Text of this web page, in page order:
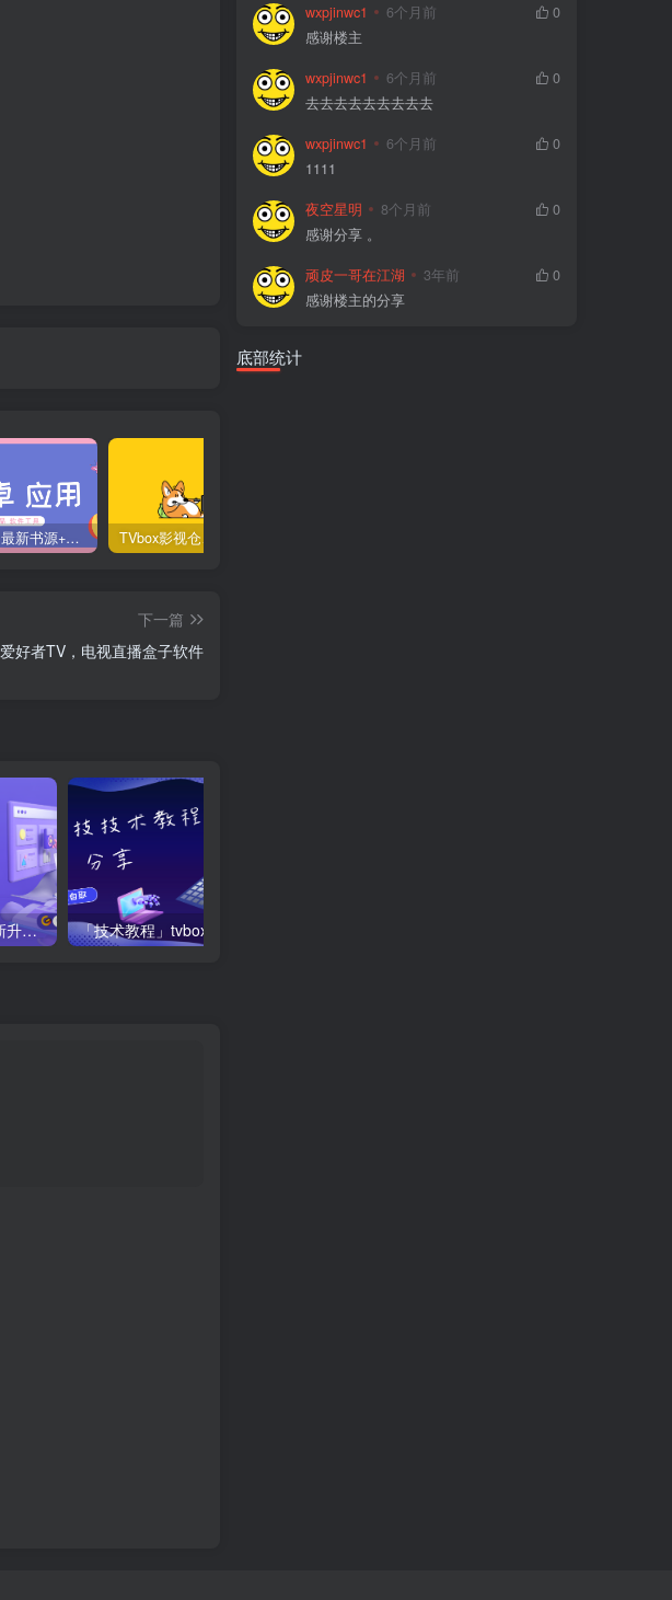
阅读四月最新书源+阅读TTS语音引擎安装教程
下一篇
爱好者TV，电视直播盒子软件
tvbox影视仓3.0.6版本更新升级，附最新可用tvbox影视仓库接口地址！
wxpjinwc1 6个月前
0
感谢楼主
wxpjinwc1 6个月前
0
去去去去去去去去去
wxpjinwc1 6个月前
0
1111
夜空星明 8个月前
0
感谢分享 。
顽皮一哥在江湖 3年前
0
感谢楼主的分享
底部统计